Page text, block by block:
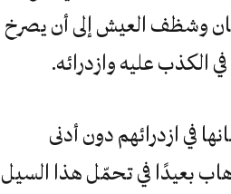
وشظف العيش إلى أن يصرخ
الكذب عليه وازدرائه.
في ازدرائهم دون أدنى
بعيدًا في تحمّل هذا السيل